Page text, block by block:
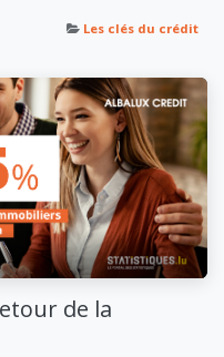
Les clés du crédit
de la